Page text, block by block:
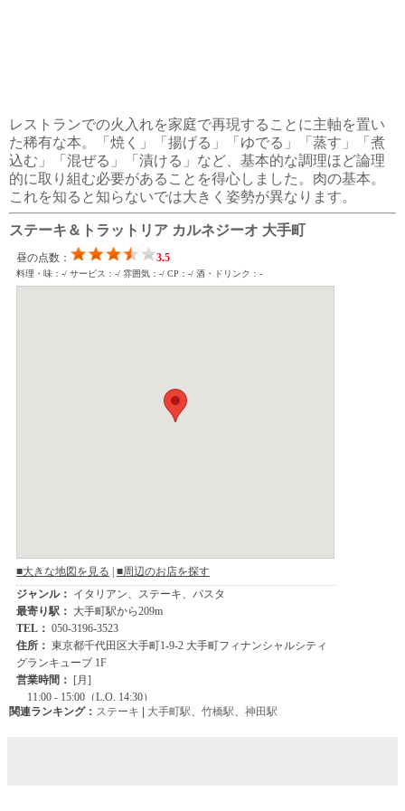
レストランでの火入れを家庭で再現することに主軸を置い
た稀有な本。「焼く」「揚げる」「ゆでる」「蒸す」「煮
込む」「混ぜる」「漬ける」など、基本的な調理ほど論理
的に取り組む必要があることを得心しました。肉の基本。
これを知ると知らないでは大きく姿勢が異なります。
ステーキ＆トラットリア カルネジーオ 大手町
関連ランキング： ステーキ 大手町駅、 竹橋駅、 神田駅